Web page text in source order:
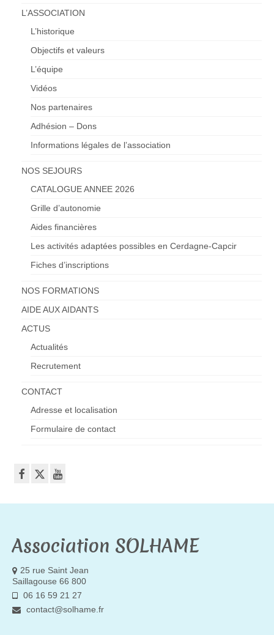
L’ASSOCIATION
L’historique
Objectifs et valeurs
L’équipe
Vidéos
Nos partenaires
Adhésion – Dons
Informations légales de l’association
NOS SEJOURS
CATALOGUE ANNEE 2026
Grille d’autonomie
Aides financières
Les activités adaptées possibles en Cerdagne-Capcir
Fiches d’inscriptions
NOS FORMATIONS
AIDE AUX AIDANTS
ACTUS
Actualités
Recrutement
CONTACT
Adresse et localisation
Formulaire de contact
Association SOLHAME
25 rue Saint Jean
Saillagouse 66 800
06 16 59 21 27
contact@solhame.fr